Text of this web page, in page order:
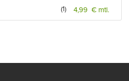
4,99 € mtl.
(1)